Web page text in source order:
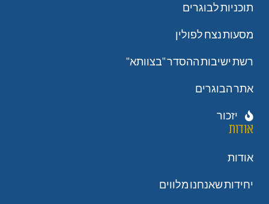
תוכניות לבוגרים
מסעות נצח לפולין
רשת ישיבות ההסדר "בצוותא"
אתר הבוגרים
יזכור
אודות
אודות
יחידות שאנחנו מלווים